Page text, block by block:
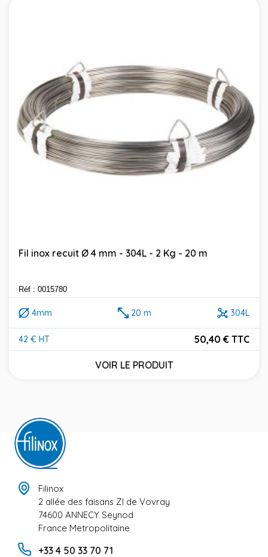
Fil inox recuit Ø 4 mm - 304L - 2 Kg - 20 m
Réf : 0015780
4mm 20 m 304L
42 € HT
Prix
50,40 € TTC
VOIR LE PRODUIT
Filinox
2 allée des faisans ZI de Vovray
74600 ANNECY Seynod
France Metropolitaine
+33 4 50 33 70 71